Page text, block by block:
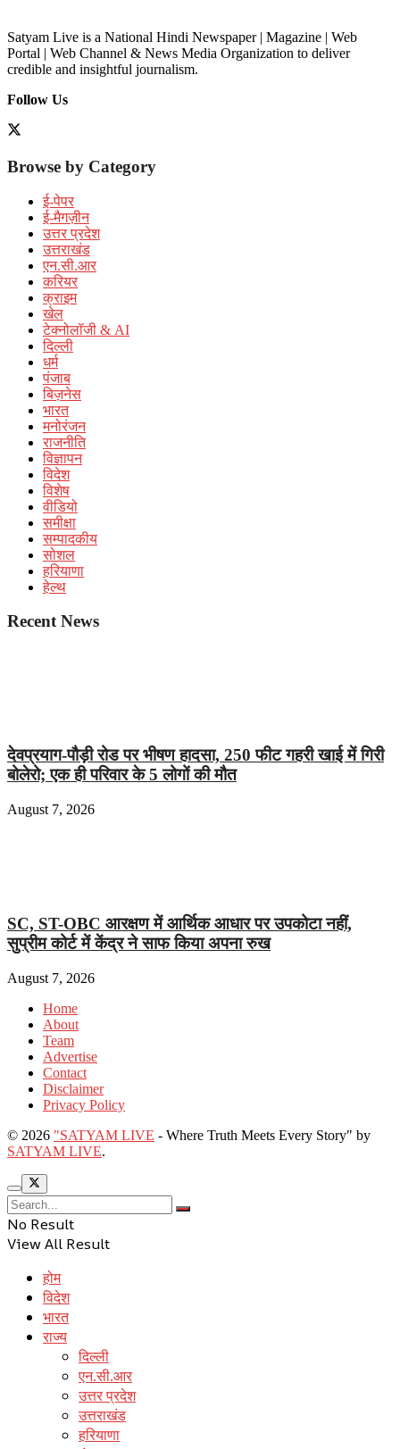
Satyam Live is a National Hindi Newspaper | Magazine | Web
Portal | Web Channel & News Media Organization to deliver
credible and insightful journalism.
Follow Us
Browse by Category
ई-पेपर
ई-मैगज़ीन
उत्तर प्रदेश
उत्तराखंड
एन.सी.आर
करियर
क्राइम
खेल
टेक्नोलॉजी & AI
दिल्ली
धर्म
पंजाब
बिज़नेस
भारत
मनोरंजन
राजनीति
विज्ञापन
विदेश
विशेष
वीडियो
समीक्षा
सम्पादकीय
सोशल
हरियाणा
हेल्थ
Recent News
देवप्रयाग-पौड़ी रोड पर भीषण हादसा, 250 फीट गहरी खाई में गिरी
बोलेरो; एक ही परिवार के 5 लोगों की मौत
August 7, 2026
SC, ST-OBC आरक्षण में आर्थिक आधार पर उपकोटा नहीं,
सुप्रीम कोर्ट में केंद्र ने साफ किया अपना रुख
August 7, 2026
Home
About
Team
Advertise
Contact
Disclaimer
Privacy Policy
© 2026 "SATYAM LIVE - Where Truth Meets Every Story" by
SATYAM LIVE.
No Result
View All Result
होम
विदेश
भारत
राज्य
दिल्ली
एन.सी.आर
उत्तर प्रदेश
उत्तराखंड
हरियाणा